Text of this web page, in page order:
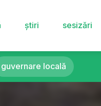
știri sesizări
guvernare locală